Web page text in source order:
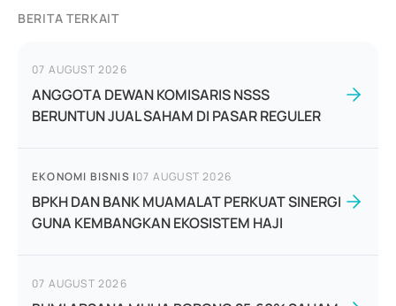
BERITA TERKAIT
07 AUGUST 2026
ANGGOTA DEWAN KOMISARIS NSSS
BERUNTUN JUAL SAHAM DI PASAR REGULER
EKONOMI BISNIS |07 AUGUST 2026
BPKH DAN BANK MUAMALAT PERKUAT SINERGI
GUNA KEMBANGKAN EKOSISTEM HAJI
07 AUGUST 2026